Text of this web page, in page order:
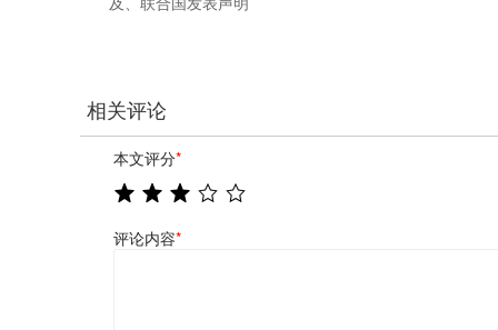
相关评论
本文评分*
评论内容*